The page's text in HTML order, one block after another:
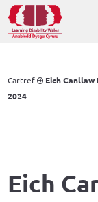
Cartref
Eich
2024
Eich